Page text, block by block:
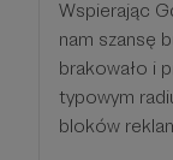
Wspierając
nam szansę
brakowało i
typowym
bloków